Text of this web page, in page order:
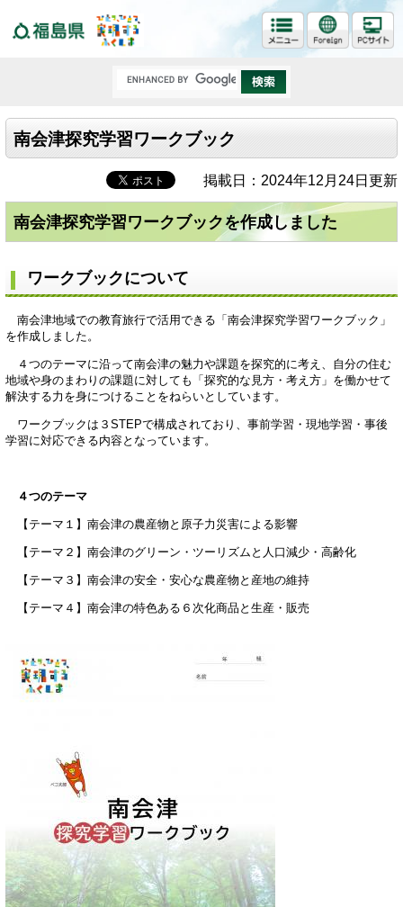
南会津探究学習ワークブック
掲載日：2024年12月24日更新
南会津探究学習ワークブックを作成しました
ワークブックについて
南会津地域での教育旅行で活用できる「南会津探究学習ワークブック」
を作成しました。
４つのテーマに沿って南会津の魅力や課題を探究的に考え、自分の住む
地域や身のまわりの課題に対しても「探究的な見方・考え方」を働かせて
解決する力を身につけることをねらいとしています。
ワークブックは３STEPで構成されており、事前学習・現地学習・事後
学習に対応できる内容となっています。
４つのテーマ
【テーマ１】南会津の農産物と原子力災害による影響
【テーマ２】南会津のグリーン・ツーリズムと人口減少・高齢化
【テーマ３】南会津の安全・安心な農産物と産地の維持
【テーマ４】南会津の特色ある６次化商品と生産・販売